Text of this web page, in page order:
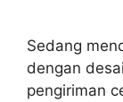
Sedang
dengan
pengiriman